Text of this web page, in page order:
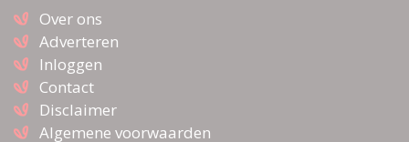
Over ons
Adverteren
Inloggen
Contact
Disclaimer
Algemene voorwaarden